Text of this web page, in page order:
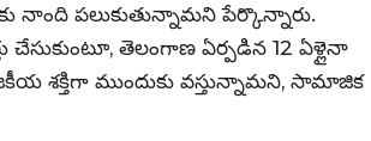
పలుకుతున్నామని పేర్కొన్నారు.
తెలంగాణ ఏర్పడిన 12 ఏళ్లైనా
శక్తిగా ముందుకు వస్తున్నామని, సామాజిక